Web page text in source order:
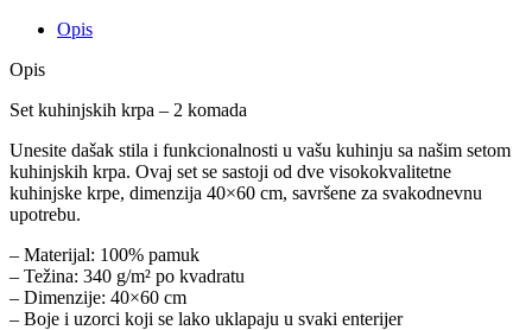
Opis
Opis
Set kuhinjskih krpa – 2 komada
Unesite dašak stila i funkcionalnosti u vašu kuhinju sa našim setom
kuhinjskih krpa. Ovaj set se sastoji od dve visokokvalitetne
kuhinjske krpe, dimenzija 40×60 cm, savršene za svakodnevnu
upotrebu.
– Materijal: 100% pamuk
– Težina: 340 g/m² po kvadratu
– Dimenzije: 40×60 cm
– Boje i uzorci koji se lako uklapaju u svaki enterijer